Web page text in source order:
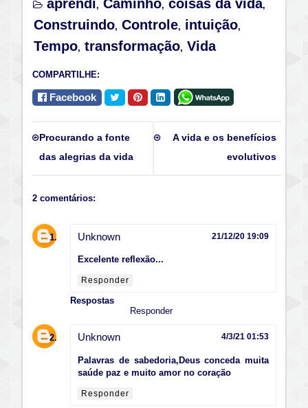
aprendi, Caminho, coisas da vida,
Construindo, Controle, intuição,
Tempo, transformação, Vida
COMPARTILHE:
Facebook
A vida e os benefícios
evolutivos
Procurando a fonte
das alegrias da vida
2 comentários:
Unknown 21/12/20 19:09
Excelente reflexão...
Responder
Respostas
Responder
Unknown 4/3/21 01:53
Palavras de sabedoria,Deus conceda muita
saúde paz e muito amor no coração
Responder